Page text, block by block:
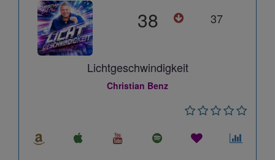
38 37
Lichtgeschwindigkeit
Christian Benz